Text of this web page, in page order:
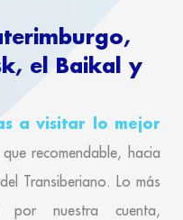
el Baikal y
a visitar lo mejor
recomendable, hacia
Transiberiano. Lo más
por nuestra cuenta,